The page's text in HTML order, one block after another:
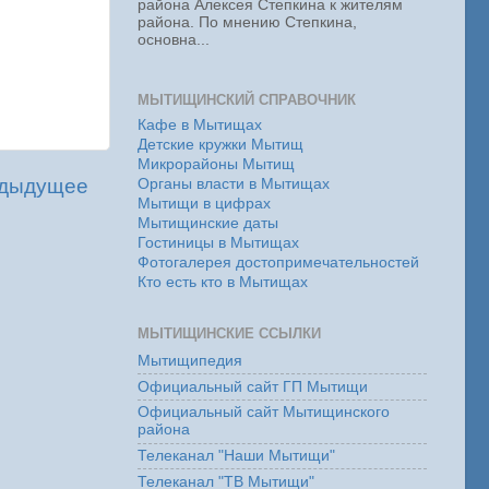
района Алексея Степкина к жителям
района. По мнению Степкина,
основна...
МЫТИЩИНСКИЙ СПРАВОЧНИК
Кафе в Мытищах
Детские кружки Мытищ
Микрорайоны Мытищ
Органы власти в Мытищах
Мытищи в цифрах
Мытищинские даты
Гостиницы в Мытищах
Фотогалерея достопримечательностей
Кто есть кто в Мытищах
МЫТИЩИНСКИЕ ССЫЛКИ
Мытищипедия
Официальный сайт ГП Мытищи
Официальный сайт Мытищинского
района
Телеканал "Наши Мытищи"
Телеканал "ТВ Мытищи"